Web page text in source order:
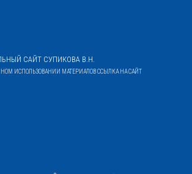
САЙТ СУПИКОВА В.Н.
ИСПОЛЬЗОВАНИИ МАТЕРИАЛОВ ССЫЛКА НА САЙТ